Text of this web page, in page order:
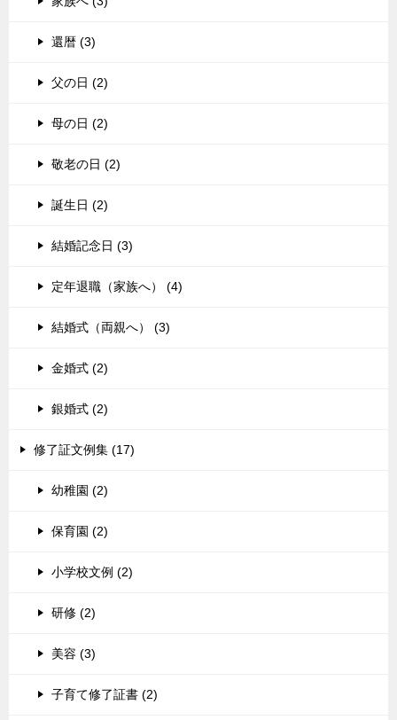
還暦 (3)
父の日 (2)
母の日 (2)
敬老の日 (2)
誕生日 (2)
結婚記念日 (3)
定年退職（家族へ） (4)
結婚式（両親へ） (3)
金婚式 (2)
銀婚式 (2)
修了証文例集 (17)
幼稚園 (2)
保育園 (2)
小学校文例 (2)
研修 (2)
美容 (3)
子育て修了証書 (2)